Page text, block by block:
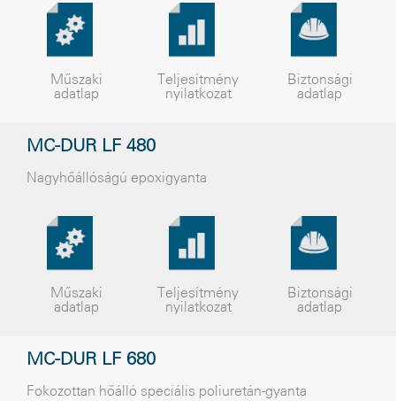
Műszaki
adatlap
Teljesítmény
nyilatkozat
Biztonsági
adatlap
MC-DUR LF 480
Nagyhõállóságú epoxigyanta
Műszaki
adatlap
Teljesítmény
nyilatkozat
Biztonsági
adatlap
MC-DUR LF 680
Fokozottan hõálló speciális poliuretán-gyanta